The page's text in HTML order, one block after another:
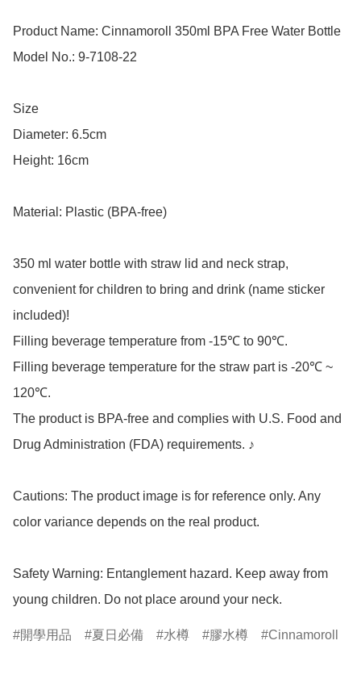
Product Name: Cinnamoroll 350ml BPA Free Water Bottle
Model No.: 9-7108-22
Size
Diameter: 6.5cm
Height: 16cm
Material: Plastic (BPA-free)
350 ml water bottle with straw lid and neck strap,
convenient for children to bring and drink (name sticker
included)!
Filling beverage temperature from -15℃ to 90℃.
Filling beverage temperature for the straw part is -20℃ ~
120℃.
The product is BPA-free and complies with U.S. Food and
Drug Administration (FDA) requirements. ♪
Cautions: The product image is for reference only. Any
color variance depends on the real product.
Safety Warning: Entanglement hazard. Keep away from
young children. Do not place around your neck.
開學用品 夏日必備 水樽 膠水樽 Cinnamoroll